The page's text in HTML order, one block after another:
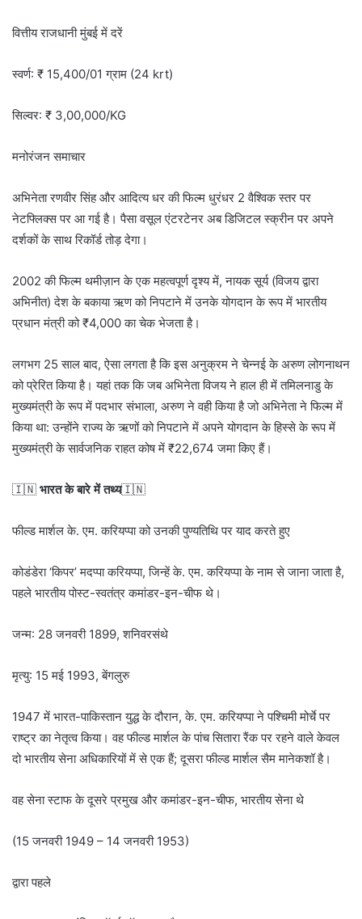
वित्तीय राजधानी मुंबई में दरें
स्वर्ण: ₹ 15,400/01 ग्राम (24 krt)
सिल्वर: ₹ 3,00,000/KG
मनोरंजन समाचार
अभिनेता रणवीर सिंह और आदित्य धर की फिल्म धुरंधर 2 वैश्विक स्तर पर
नेटफ्लिक्स पर आ गई है। पैसा वसूल एंटरटेनर अब डिजिटल स्क्रीन पर अपने
दर्शकों के साथ रिकॉर्ड तोड़ देगा।
2002 की फिल्म थमीज़ान के एक महत्वपूर्ण दृश्य में, नायक सूर्य (विजय द्वारा
अभिनीत) देश के बकाया ऋण को निपटाने में उनके योगदान के रूप में भारतीय
प्रधान मंत्री को ₹4,000 का चेक भेजता है।
लगभग 25 साल बाद, ऐसा लगता है कि इस अनुक्रम ने चेन्नई के अरुण लोगनाथन
को प्रेरित किया है। यहां तक कि जब अभिनेता विजय ने हाल ही में तमिलनाडु के
मुख्यमंत्री के रूप में पदभार संभाला, अरुण ने वही किया है जो अभिनेता ने फिल्म में
किया था: उन्होंने राज्य के ऋणों को निपटाने में अपने योगदान के हिस्से के रूप में
मुख्यमंत्री के सार्वजनिक राहत कोष में ₹22,674 जमा किए हैं।
🇮🇳 भारत के बारे में तथ्य🇮🇳
फील्ड मार्शल के. एम. करियप्पा को उनकी पुण्यतिथि पर याद करते हुए
कोडंडेरा ‘किपर’ मदप्पा करियप्पा, जिन्हें के. एम. करियप्पा के नाम से जाना जाता है,
पहले भारतीय पोस्ट-स्वतंत्र कमांडर-इन-चीफ थे।
जन्म: 28 जनवरी 1899, शनिवरसंथे
मृत्यु: 15 मई 1993, बेंगलुरु
1947 में भारत-पाकिस्तान युद्ध के दौरान, के. एम. करियप्पा ने पश्चिमी मोर्चे पर
राष्ट्र का नेतृत्व किया। वह फील्ड मार्शल के पांच सितारा रैंक पर रहने वाले केवल
दो भारतीय सेना अधिकारियों में से एक हैं; दूसरा फील्ड मार्शल सैम मानेकशॉ है।
वह सेना स्टाफ के दूसरे प्रमुख और कमांडर-इन-चीफ, भारतीय सेना थे
(15 जनवरी 1949 – 14 जनवरी 1953)
द्वारा पहले